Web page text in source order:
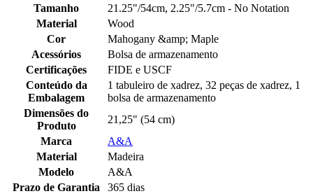
Tamanho
21.25"/54cm, 2.25"/5.7cm - No Notation
Material
Wood
Cor
Mahogany &amp; Maple
Acessórios
Bolsa de armazenamento
Certificações
FIDE e USCF
Conteúdo da
Embalagem
1 tabuleiro de xadrez, 32 peças de xadrez, 1
bolsa de armazenamento
Dimensões do
Produto
21,25" (54 cm)
Marca
A&A
Material
Madeira
Modelo
A&A
Prazo de Garantia
365 dias